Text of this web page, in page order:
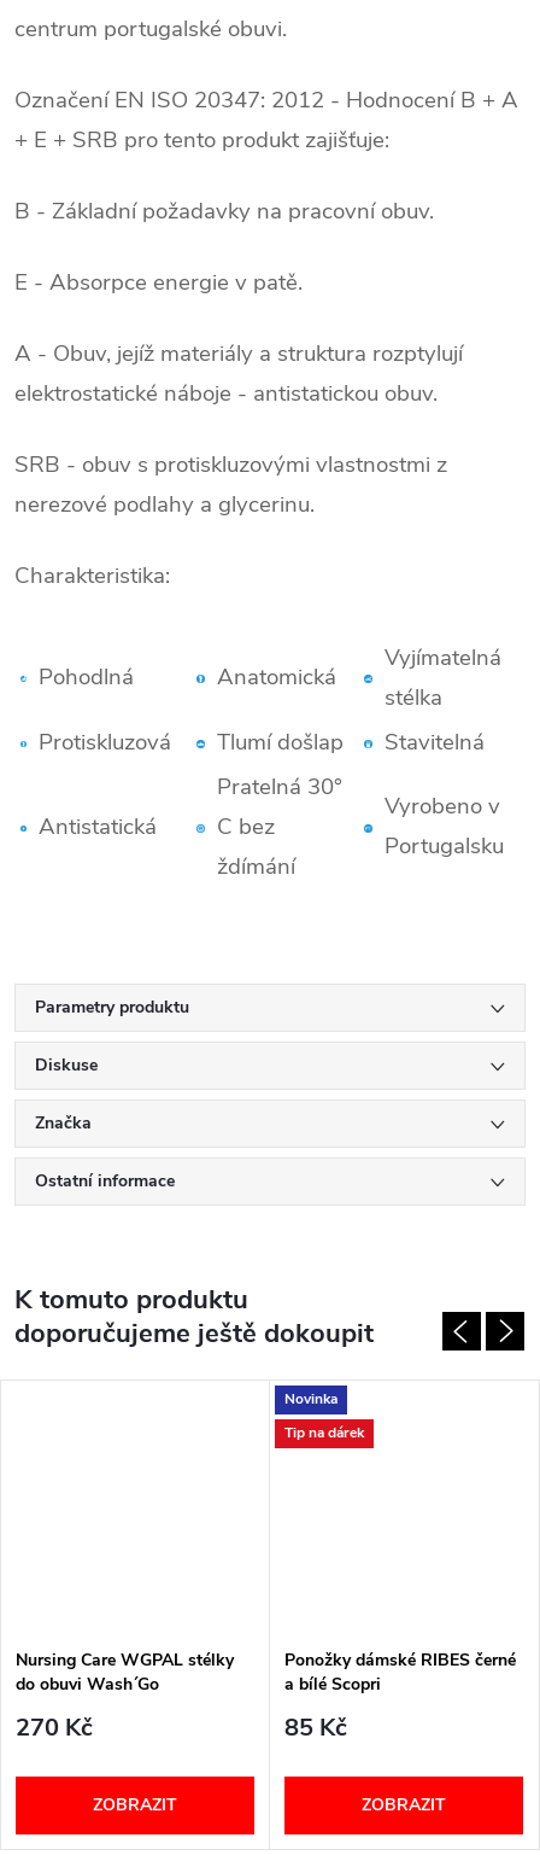
centrum portugalské obuvi.
Označení EN ISO 20347: 2012 - Hodnocení B + A
+ E + SRB pro tento produkt zajišťuje:
B - Základní požadavky na pracovní obuv.
E - Absorpce energie v patě.
A - Obuv, jejíž materiály a struktura rozptylují
elektrostatické náboje - antistatickou obuv.
SRB - obuv s protiskluzovými vlastnostmi z
nerezové podlahy a glycerinu.
Charakteristika:
Pohodlná Anatomická
Vyjímatelná
stélka
Protiskluzová
Tlumí došlap Stavitelná
Antistatická
Pratelná 30°
C bez
ždímání
Vyrobeno v
Portugalsku
Parametry produktu
Diskuse
Značka
Ostatní informace
K tomuto produktu
doporučujeme ještě dokoupit
Nursing Care WGPAL stélky
do obuvi Wash´Go
270 Kč
ZOBRAZIT
Novinka
Tip na dárek
Ponožky dámské RIBES černé
a bílé Scopri
85 Kč
ZOBRAZIT